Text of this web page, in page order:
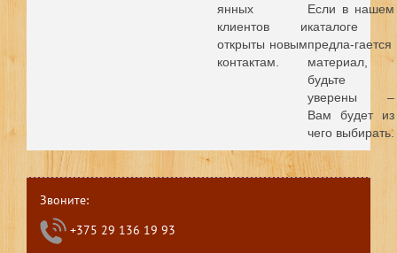
янных
клиентов и
открыты новым
контактам.
Если в нашем
каталоге
предла-гается
материал,
будьте
уверены –
Вам будет из
чего выбирать.
Звоните:
+375 29 136 19 93